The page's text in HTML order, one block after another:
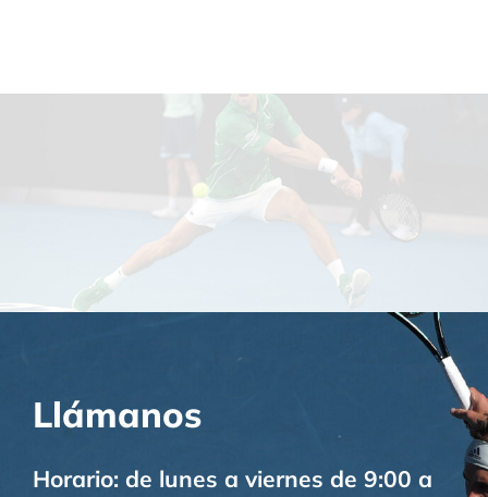
Llámanos
Horario: de lunes a viernes de 9:00 a